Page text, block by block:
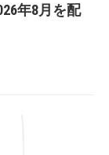
年8月を配